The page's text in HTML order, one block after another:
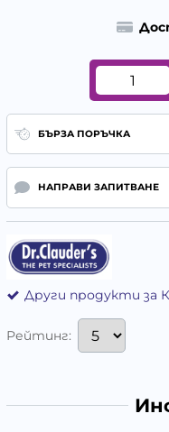
БЪРЗА ПОРЪЧКА
НАПРАВИ ЗАПИТВАНЕ
Други продукти за
Рейтинг: